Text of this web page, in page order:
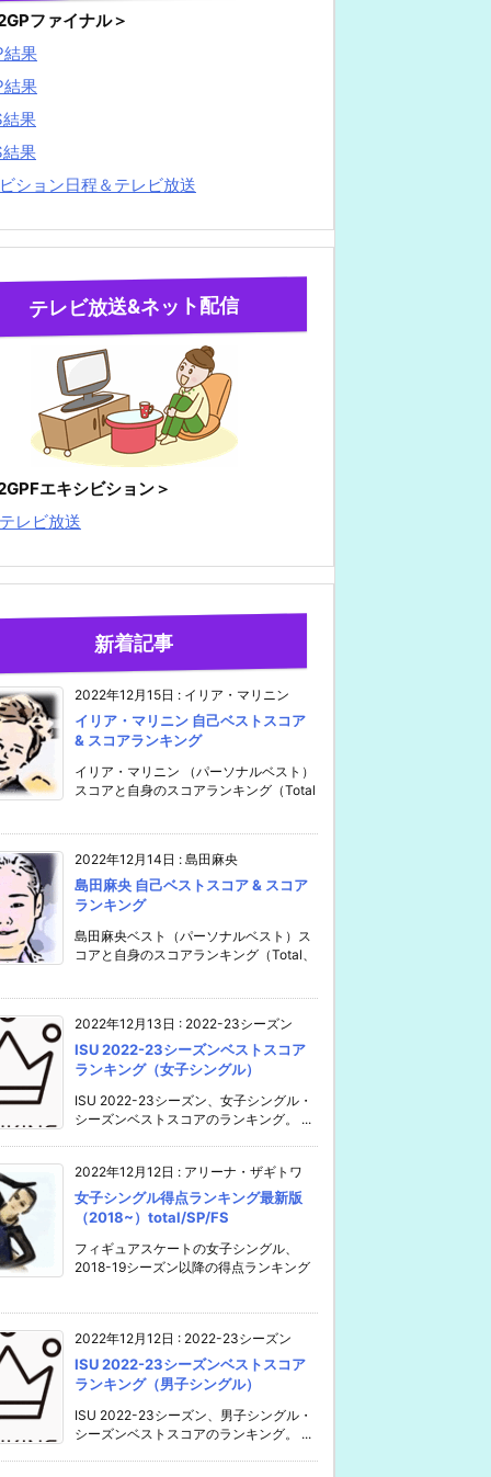
ファイナル＞
結果
結果
果
果
ション日程＆テレビ放送
テレビ放送&ネット配信
エキシビション＞
レビ放送
新着記事
2022年12月15日 : イリア・マリニン
イリア・マリニン 自己ベストスコア
& スコアランキング
イリア・マリニン （パーソナルベスト）
スコアと自身のスコアランキング（Total
2022年12月14日 : 島田麻央
島田麻央 自己ベストスコア & スコア
ランキング
島田麻央ベスト（パーソナルベスト）ス
コアと自身のスコアランキング（Total、
2022年12月13日 : 2022-23シーズン
ISU 2022-23シーズンベストスコア
ランキング（女子シングル）
ISU 2022-23シーズン、女子シングル・
シーズンベストスコアのランキング。 ...
2022年12月12日 : アリーナ・ザギトワ
女子シングル得点ランキング最新版
（2018~）total/SP/FS
フィギュアスケートの女子シングル、
2018-19シーズン以降の得点ランキング
2022年12月12日 : 2022-23シーズン
ISU 2022-23シーズンベストスコア
ランキング（男子シングル）
ISU 2022-23シーズン、男子シングル・
シーズンベストスコアのランキング。 ...